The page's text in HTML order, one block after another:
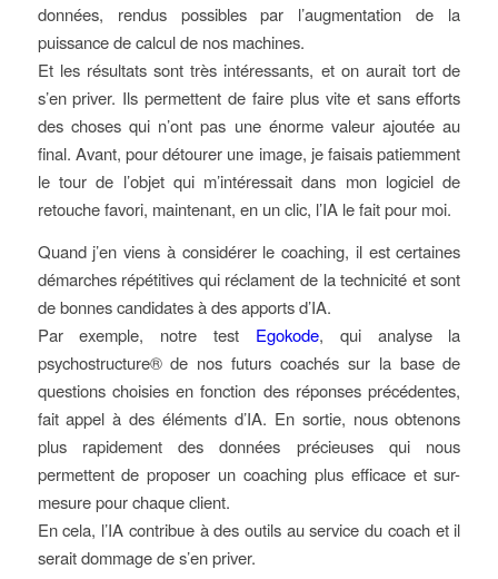
données, rendus possibles par l’augmentation de la
puissance de calcul de nos machines.
Et les résultats sont très intéressants, et on aurait tort de
s’en priver. Ils permettent de faire plus vite et sans efforts
des choses qui n’ont pas une énorme valeur ajoutée au
final. Avant, pour détourer une image, je faisais patiemment
le tour de l’objet qui m’intéressait dans mon logiciel de
retouche favori, maintenant, en un clic, l’IA le fait pour moi.
Quand j’en viens à considérer le coaching, il est certaines
démarches répétitives qui réclament de la technicité et sont
de bonnes candidates à des apports d’IA.
Par exemple, notre test Egokode, qui analyse la
psychostructure® de nos futurs coachés sur la base de
questions choisies en fonction des réponses précédentes,
fait appel à des éléments d’IA. En sortie, nous obtenons
plus rapidement des données précieuses qui nous
permettent de proposer un coaching plus efficace et sur-
mesure pour chaque client.
En cela, l’IA contribue à des outils au service du coach et il
serait dommage de s’en priver.